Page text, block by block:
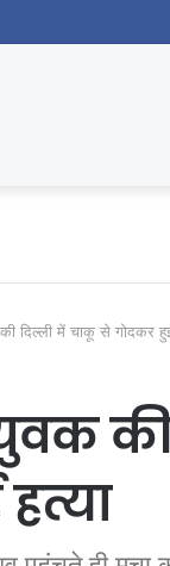
दिल्ली में चाकू से गोदकर हुई
की